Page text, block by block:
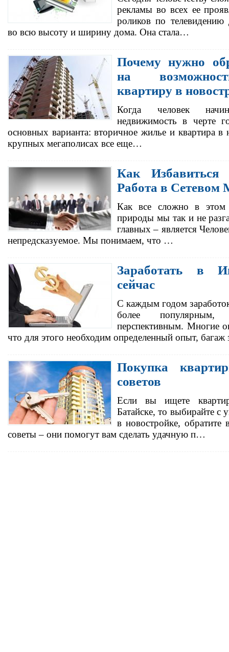
рекламы во всех ее
роликов по
во всю высоту и ширину дома. Она стала…
Почему нужно
на
квартиру в
Когда человек
недвижимость в черте
основных варианта: вторичное жилье и квартира в
крупных мегаполисах все еще…
Как
Работа в Сетевом
Как все сложно в этом
природы мы так и не
главных – является
непредсказуемое. Мы понимаем, что …
Заработать в
сейчас
С каждым годом
более популярным,
перспективным. Многие
что для этого необходим определенный опыт,
Покупка
советов
Если вы ищете
Батайске, то выбирайте
в новостройке,
советы – они помогут вам сделать удачную п…